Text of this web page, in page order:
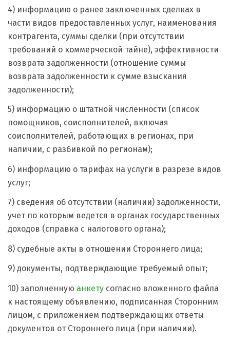
4) информацию о ранее заключенных сделках в
части видов предоставленных услуг, наименования
контрагента, суммы сделки (при отсутствии
требований о коммерческой тайне), эффективности
возврата задолженности (отношение суммы
возврата задолженности к сумме взыскания
задолженности);
5) информацию о штатной численности (список
помощников, соисполнителей, включая
соисполнителей, работающих в регионах, при
наличии, с разбивкой по регионам);
6) информацию о тарифах на услуги в разрезе видов
услуг;
7) сведения об отсутствии (наличии) задолженности,
учет по которым ведется в органах государственных
доходов (справка с налогового органа);
8) судебные акты в отношении Стороннего лица;
9) документы, подтверждающие требуемый опыт;
10) заполненную анкету согласно вложенного файла
к настоящему объявлению, подписанная Сторонним
лицом, с приложением подтверждающих ответы
документов от Стороннего лица (при наличии).